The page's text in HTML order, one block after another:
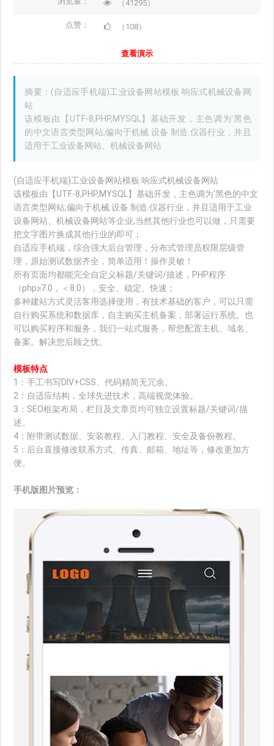
（41295）
点赞： （108）
查看演示
摘要：(自适应手机端)工业设备网站模板 响应式机械设备网
站
该模板由【UTF-8,PHP,MYSQL】基础开发，主色调为'黑色
的中文语言类型网站,偏向于机械.设备.制造.仪器行业，并且
适用于工业设备网站、机械设备网站
(自适应手机端)工业设备网站模板 响应式机械设备网站
该模板由【UTF-8,PHP,MYSQL】基础开发，主色调为'黑色的中文
语言类型网站,偏向于机械.设备.制造.仪器行业，并且适用于工业
设备网站、机械设备网站等企业,当然其他行业也可以做，只需要
把文字图片换成其他行业的即可；
自适应手机端，综合强大后台管理，分布式管理员权限层级管
理，原始测试数据齐全，简单适用！操作灵敏！
所有页面均都能完全自定义标题/关键词/描述，PHP程序
（php≥7.0，＜8.0），安全、稳定、快速；
多种建站方式灵活客用选择使用，有技术基础的客户，可以只需
自行购买系统和数据库，自主购买主机备案，部署运行系统。也
可以购买程序和服务，我们一站式服务，帮您配置主机、域名、
备案。解决您后顾之忧。
模板特点
1：手工书写DIV+CSS、代码精简无冗余。
2：自适应结构，全球先进技术，高端视觉体验。
3：SEO框架布局，栏目及文章页均可独立设置标题/关键词/描
述。
4：附带测试数据、安装教程、入门教程、安全及备份教程。
5：后台直接修改联系方式、传真、邮箱、地址等，修改更加方
便。
手机版图片预览：